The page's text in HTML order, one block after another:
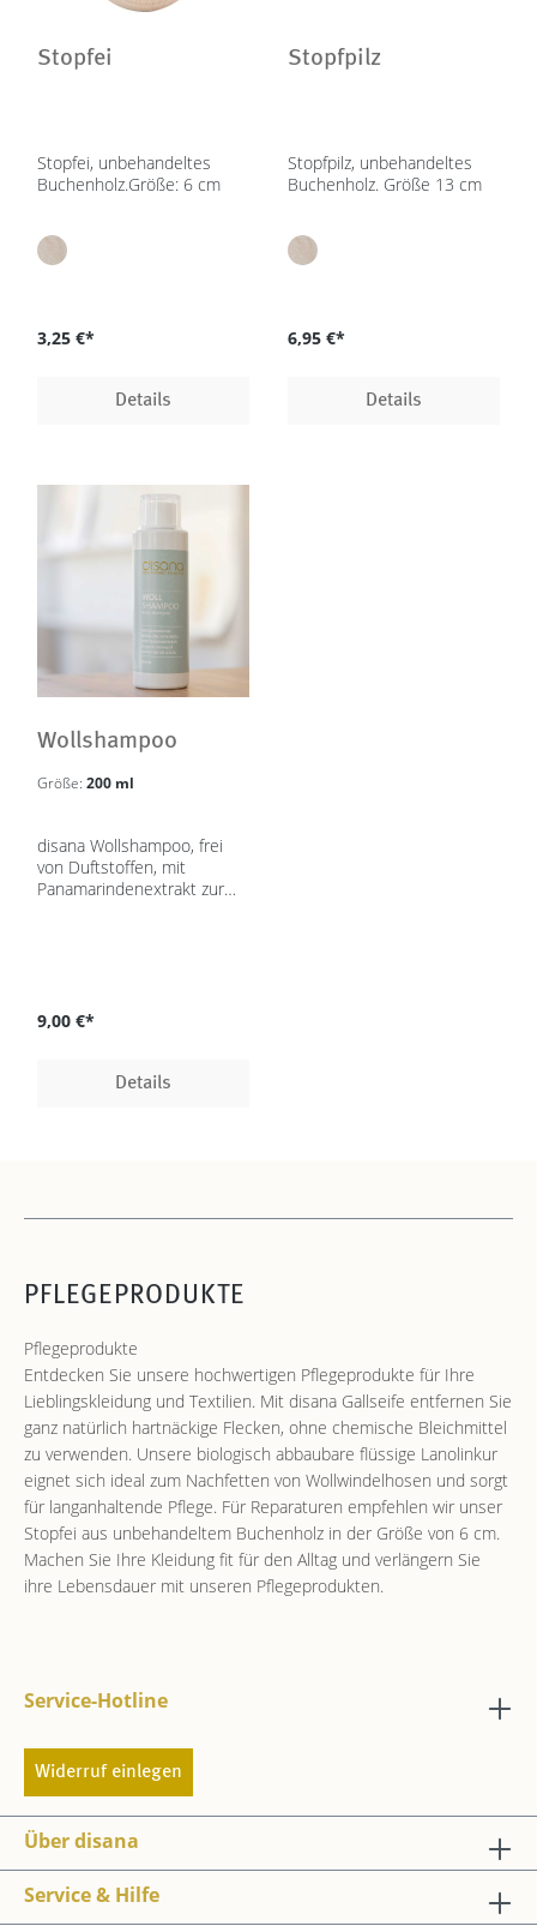
Stopfei
Stopfei, unbehandeltes
Buchenholz.Größe: 6 cm
3,25 €*
Details
Stopfpilz
Stopfpilz, unbehandeltes
Buchenholz. Größe 13 cm
6,95 €*
Details
Wollshampoo
Größe: 200 ml
disana Wollshampoo, frei
von Duftstoffen, mit
Panamarindenextrakt zur
9,00 €*
Details
PFLEGEPRODUKTE
Pflegeprodukte
Entdecken Sie unsere hochwertigen Pflegeprodukte für Ihre
Lieblingskleidung und Textilien. Mit disana Gallseife entfernen Sie
ganz natürlich hartnäckige Flecken, ohne chemische Bleichmittel
zu verwenden. Unsere biologisch abbaubare flüssige Lanolinkur
eignet sich ideal zum Nachfetten von Wollwindelhosen und sorgt
für langanhaltende Pflege. Für Reparaturen empfehlen wir unser
Stopfei aus unbehandeltem Buchenholz in der Größe von 6 cm.
Machen Sie Ihre Kleidung fit für den Alltag und verlängern Sie
ihre Lebensdauer mit unseren Pflegeprodukten.
Service-Hotline
Widerruf einlegen
Über disana
Service & Hilfe